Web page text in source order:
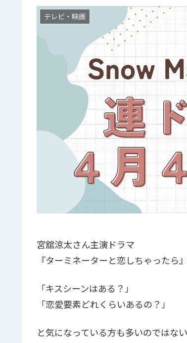
テレビ・映画
宮舘涼太さん主演ドラマ
『ターミネーターと恋しちゃったら』
「キスシーンはある？」
「恋愛要素どれくらいあるの？」
と気になっている方も多いのではない